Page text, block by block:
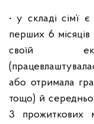
• у складі сім’ї
перших 6
своїй
або отримала
тощо) й
3 прожиткових